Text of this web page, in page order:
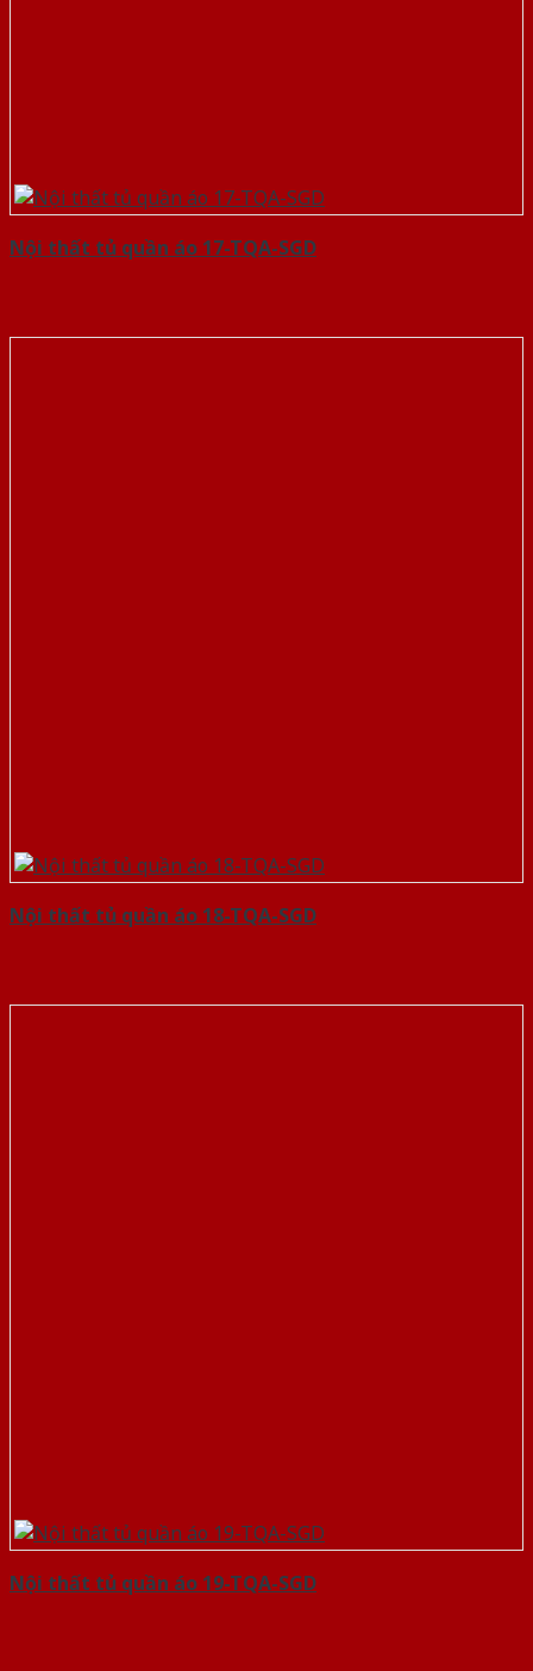
Nội thất tủ quần áo 17-TQA-SGD
Nội thất tủ quần áo 18-TQA-SGD
Nội thất tủ quần áo 19-TQA-SGD